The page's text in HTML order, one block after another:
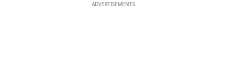
ADVERTISEMENTS